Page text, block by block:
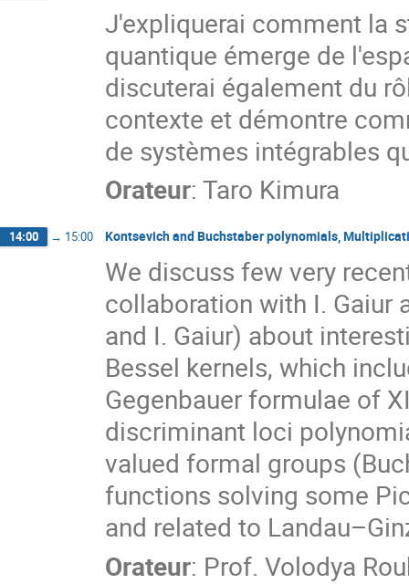
J'expliquerai comment la
quantique émerge de
discuterai également du
contexte et démontre
de systèmes intégrables
Orateur: Taro Kimura
14:00 → 15:00 Kontsevich and Buchstaber polynomials,
We discuss few very
collaboration with I. Gaiur
and I. Gaiur) about
Bessel kernels, which
Gegenbauer formulae of
discriminant loci
valued formal groups
functions solving some
and related to
Orateur: Prof. Volodya